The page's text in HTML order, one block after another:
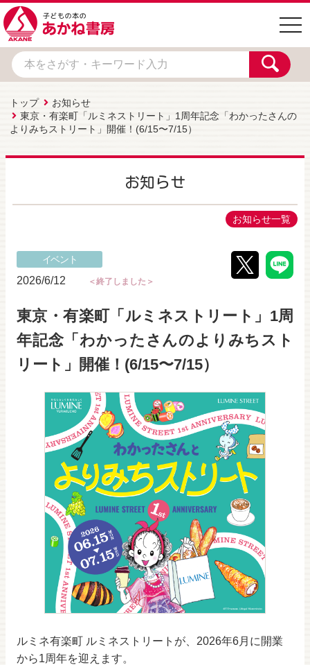
トップ
お知らせ
東京・有楽町「ルミネストリート」1周年記念「わかったさんの
よりみちストリート」開催！(6/15〜7/15）
お知らせ
お知らせ一覧
イベント
2026/6/12 ＜終了しました＞
東京・有楽町「ルミネストリート」1周
年記念「わかったさんのよりみちスト
リート」開催！(6/15〜7/15）
ルミネ有楽町 ルミネストリートが、2026年6月に開業
から1周年を迎えます。